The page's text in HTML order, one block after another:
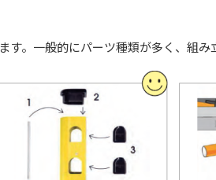
。一般的にパーツ種類が多く、組み